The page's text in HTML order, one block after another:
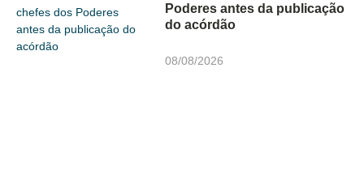
Poderes antes da publicação
do acórdão
08/08/2026